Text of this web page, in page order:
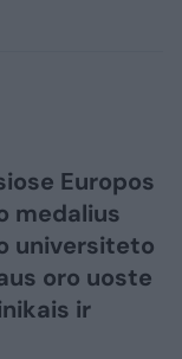
Europos
medalius
universiteto
oro uoste
ir